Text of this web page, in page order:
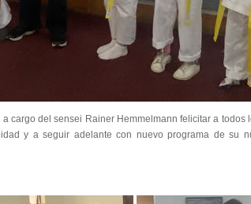
cargo del sensei Rainer Hemmelmann felicitar a todos
y a seguir adelante con nuevo programa de su